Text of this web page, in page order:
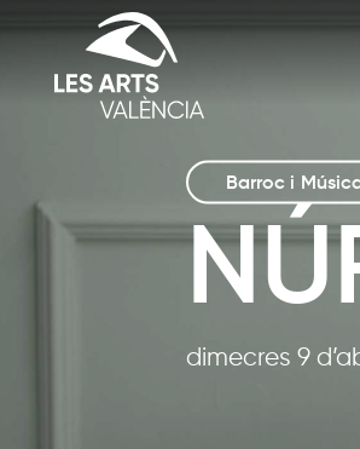
Barroc i
dimecres 9